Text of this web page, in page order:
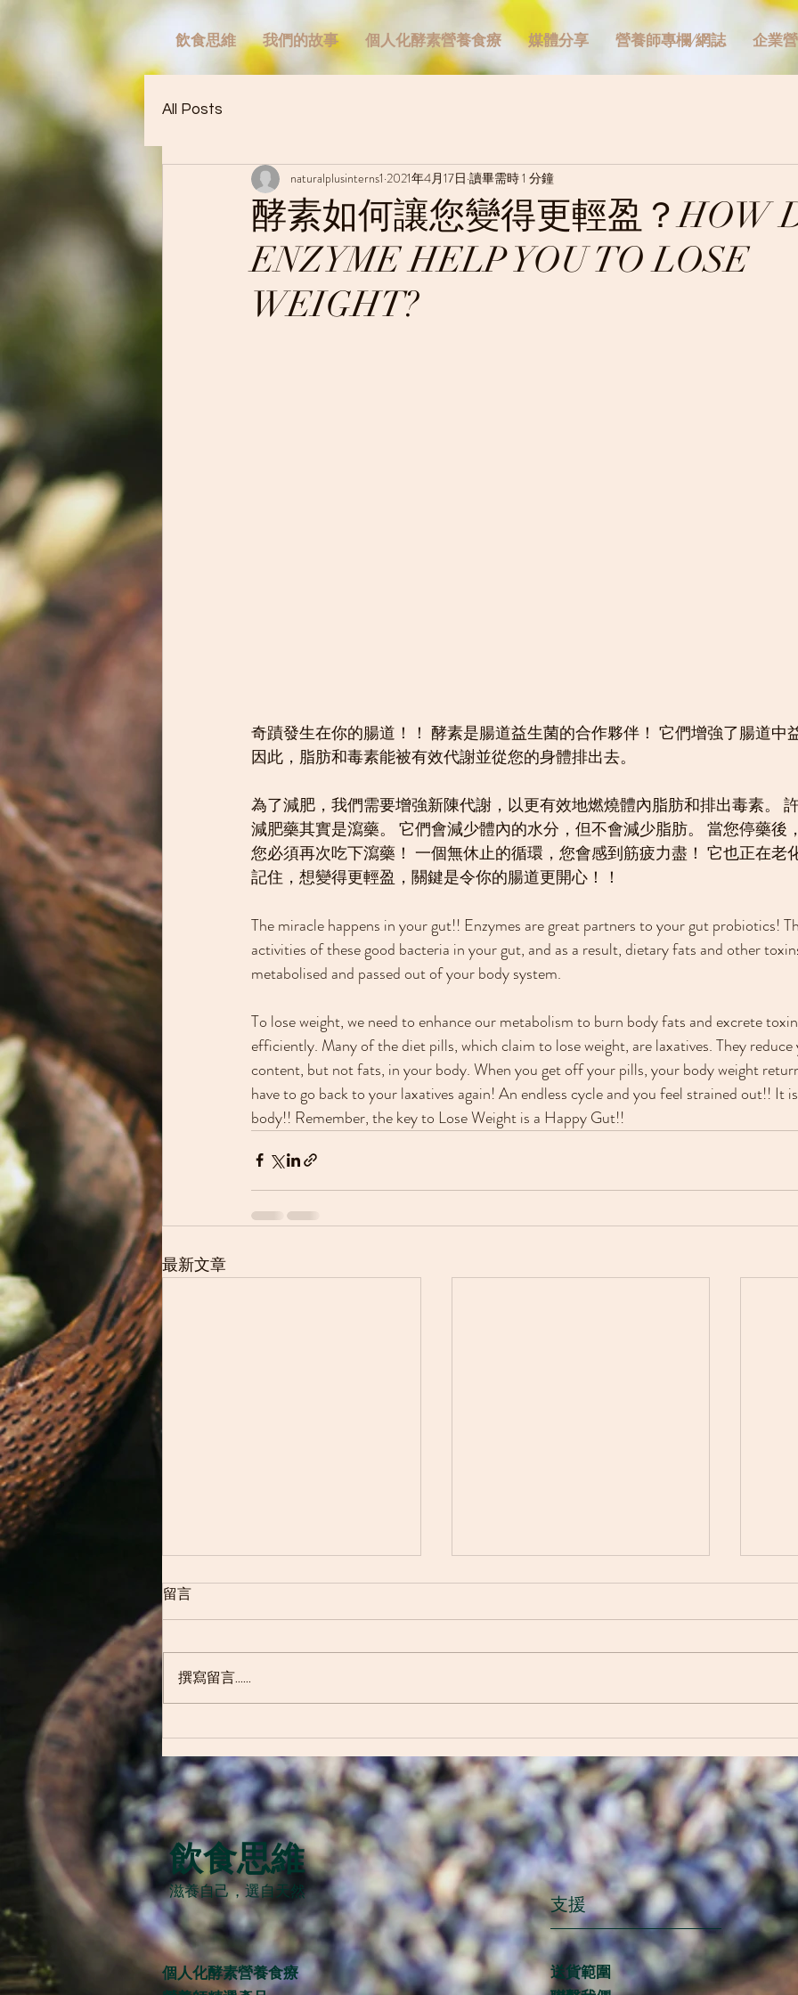
飲食思維 我們的故事 個人化酵素營養食療 媒體分享 營養師專欄/網誌 企業
All Posts
酵素如何讓您變得更輕盈？HOW
ENZYME HELP YOU TO LOSE
WEIGHT?
naturalplusinterns1 2021年4月17日 讀畢需時 1 分鐘
奇蹟發生在你的腸道！！ 酵素是腸道益生菌的合作夥伴！ 它們增強了腸道中
因此，脂肪和毒素能被有效代謝並從您的身體排出去。
為了減肥，我們需要增強新陳代謝，以更有效地燃燒體內脂肪和排出毒素。
減肥藥其實是瀉藥。 它們會減少體內的水分，但不會減少脂肪。 當您停藥後
您必須再次吃下瀉藥！ 一個無休止的循環，您會感到筋疲力盡！ 它也正在老
記住，想變得更輕盈，關鍵是令你的腸道更開心！！
The miracle happens in your gut!! Enzymes are great partners to your gut probiotics!
activities of these good bacteria in your gut, and as a result, dietary fats and other
metabolised and passed out of your body system.
To lose weight, we need to enhance our metabolism to burn body fats and excrete
efficiently. Many of the diet pills, which claim to lose weight, are laxatives. They
content, but not fats, in your body. When you get off your pills, your body weight
have to go back to your laxatives again! An endless cycle and you feel strained out!! It
body!! Remember, the key to Lose Weight is a Happy Gut!!
最新文章
from Covid 19 新冠康復營養飲
食五大法則
Nutrition 酵素營養的五大好處
to
對
留言
撰寫留言......
飲食思維
滋養自己，選自天然
支援
個人化酵素營養食療
送貨範圍